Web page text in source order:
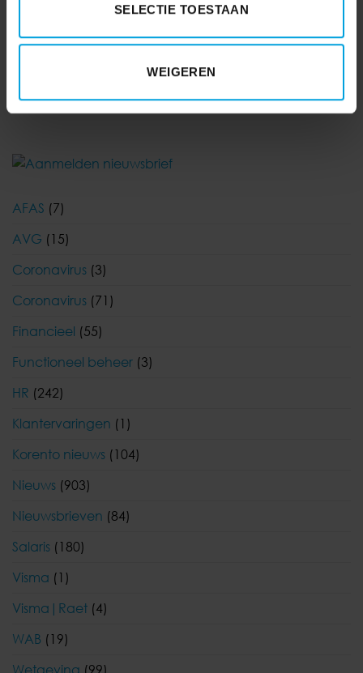
SELECTIE TOESTAAN
WEIGERENUitstel verbod inhoudingen
AFAS (7)
AVG (15)
Coronavirus (3)
Coronavirus (71)
Financieel (55)
Functioneel beheer (3)
HR (242)
Klantervaringen (1)
Korento nieuws (104)
Nieuws (903)
Nieuwsbrieven (84)
Salaris (180)
Visma (1)
Visma|Raet (4)
WAB (19)